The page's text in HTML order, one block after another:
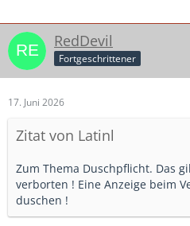
RedDevil
Fortgeschrittener
17. Juni 2026
Zitat von Latinl
Zum Thema Duschpflicht. Das
verborten ! Eine Anzeige beim
duschen !